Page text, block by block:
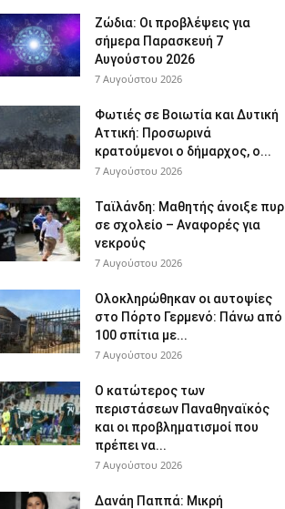
Ζώδια: Οι προβλέψεις για
σήμερα Παρασκευή 7
Αυγούστου 2026
7 Αυγούστου 2026
Φωτιές σε Βοιωτία και Δυτική
Αττική: Προσωρινά
κρατούμενοι ο δήμαρχος, ο...
7 Αυγούστου 2026
Ταϊλάνδη: Μαθητής άνοιξε πυρ
σε σχολείο – Αναφορές για
νεκρούς
7 Αυγούστου 2026
Ολοκληρώθηκαν οι αυτοψίες
στο Πόρτο Γερμενό: Πάνω από
100 σπίτια με...
7 Αυγούστου 2026
Ο κατώτερος των
περιστάσεων Παναθηναϊκός
και οι προβληματισμοί που
πρέπει να...
7 Αυγούστου 2026
Δανάη Παππά: Μικρή